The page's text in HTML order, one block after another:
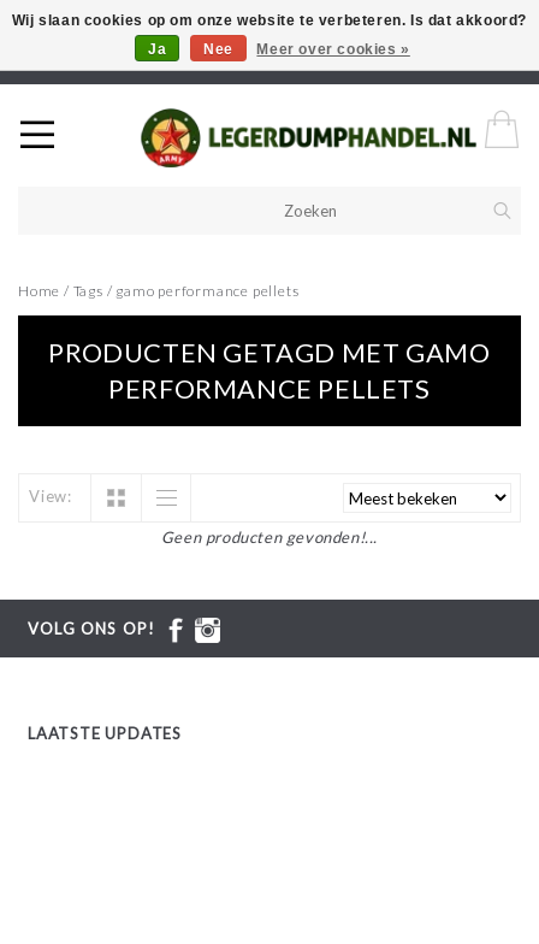
Welkom in onze webshop! Als u een product zoekt en deze niet kan
vinden in de webwinkel, neem vooral contact op!
Home / Tags / gamo performance pellets
PRODUCTEN GETAGD MET GAMO
PERFORMANCE PELLETS
View:
Geen producten gevonden!...
VOLG ONS OP!
LAATSTE UPDATES
Wij slaan cookies op om onze website te verbeteren. Is dat akkoord?
Ja
Nee Meer over cookies »